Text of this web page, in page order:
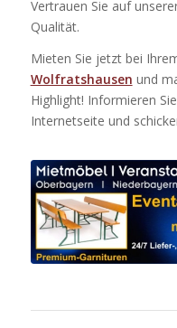
Vertrauen Sie auf
Qualität.
Mieten Sie jetzt bei
Wolfratshausen und
Highlight! Informieren
Internetseite und